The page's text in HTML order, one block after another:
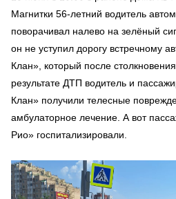
Магнитки 56-летний водитель
поворачивал налево на зелёный
он не уступил дорогу встречному
Клан», который после
результате ДТП водитель и
Клан» получили телесные
амбулаторное лечение. А вот
Рио» госпитализировали.